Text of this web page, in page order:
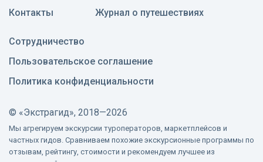
Контакты
Журнал о путешествиях
Сотрудничество
Пользовательское соглашение
Политика конфиденциальности
© «Экстрагид», 2018—2026
Мы агрегируем экскурсии туроператоров, маркетплейсов и
частных гидов. Сравниваем похожие экскурсионные программы по
отзывам, рейтингу, стоимости и рекомендуем лучшее из